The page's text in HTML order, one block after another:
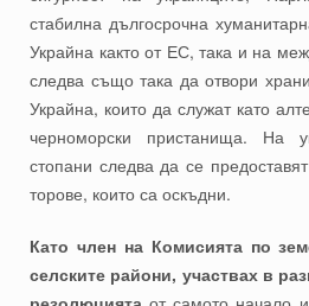
стабилна дългосрочна
Украйна както от ЕС, така и на
следва също така да отвори
Украйна, които да служат като
черноморски пристанища. На
стопани следва да се
торове, които са оскъдни.
Като член на Комисията по
селските райони, участвах в